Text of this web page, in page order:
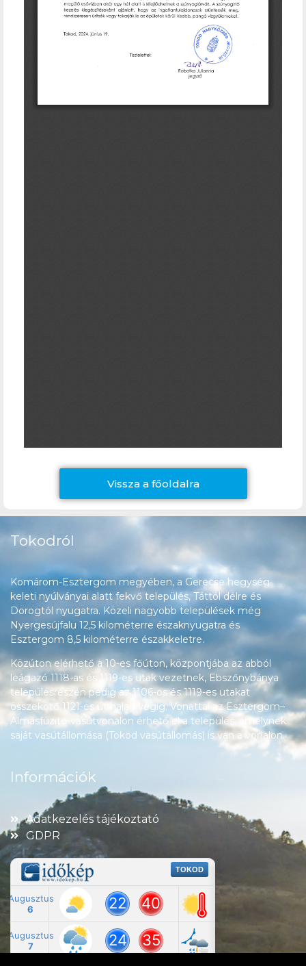
Vissza a főoldalra
Tokodról
Komárom-Esztergom megyében, a Gerecse hegység
keleti nyúlványai alatt fekvő település, Táttól délre és
Dorogtól nyugatra. Közeli nagyobb települések még
Nyergesújfalu 12,5 kilométerre északnyugatra és
Esztergom 8,5 kilométerre északkeletre.
Közúton elérhető a 10-es főúton, központjába az abból
leágazó 1118-as és 1119-es utak vezetnek, Ebszőnybánya
településrészén pedig az 1106-os és 1119-es utakat
összekötő 1121-es út halad végig. Vonattal az Esztergom–
Almásfüzitő-vasútvonalon érhető el a település, amelynek
saját vasútállomása (Tokod vasútállomás) is van a vonalon.
Információk
Adatkezelés tájékoztató
GDPR